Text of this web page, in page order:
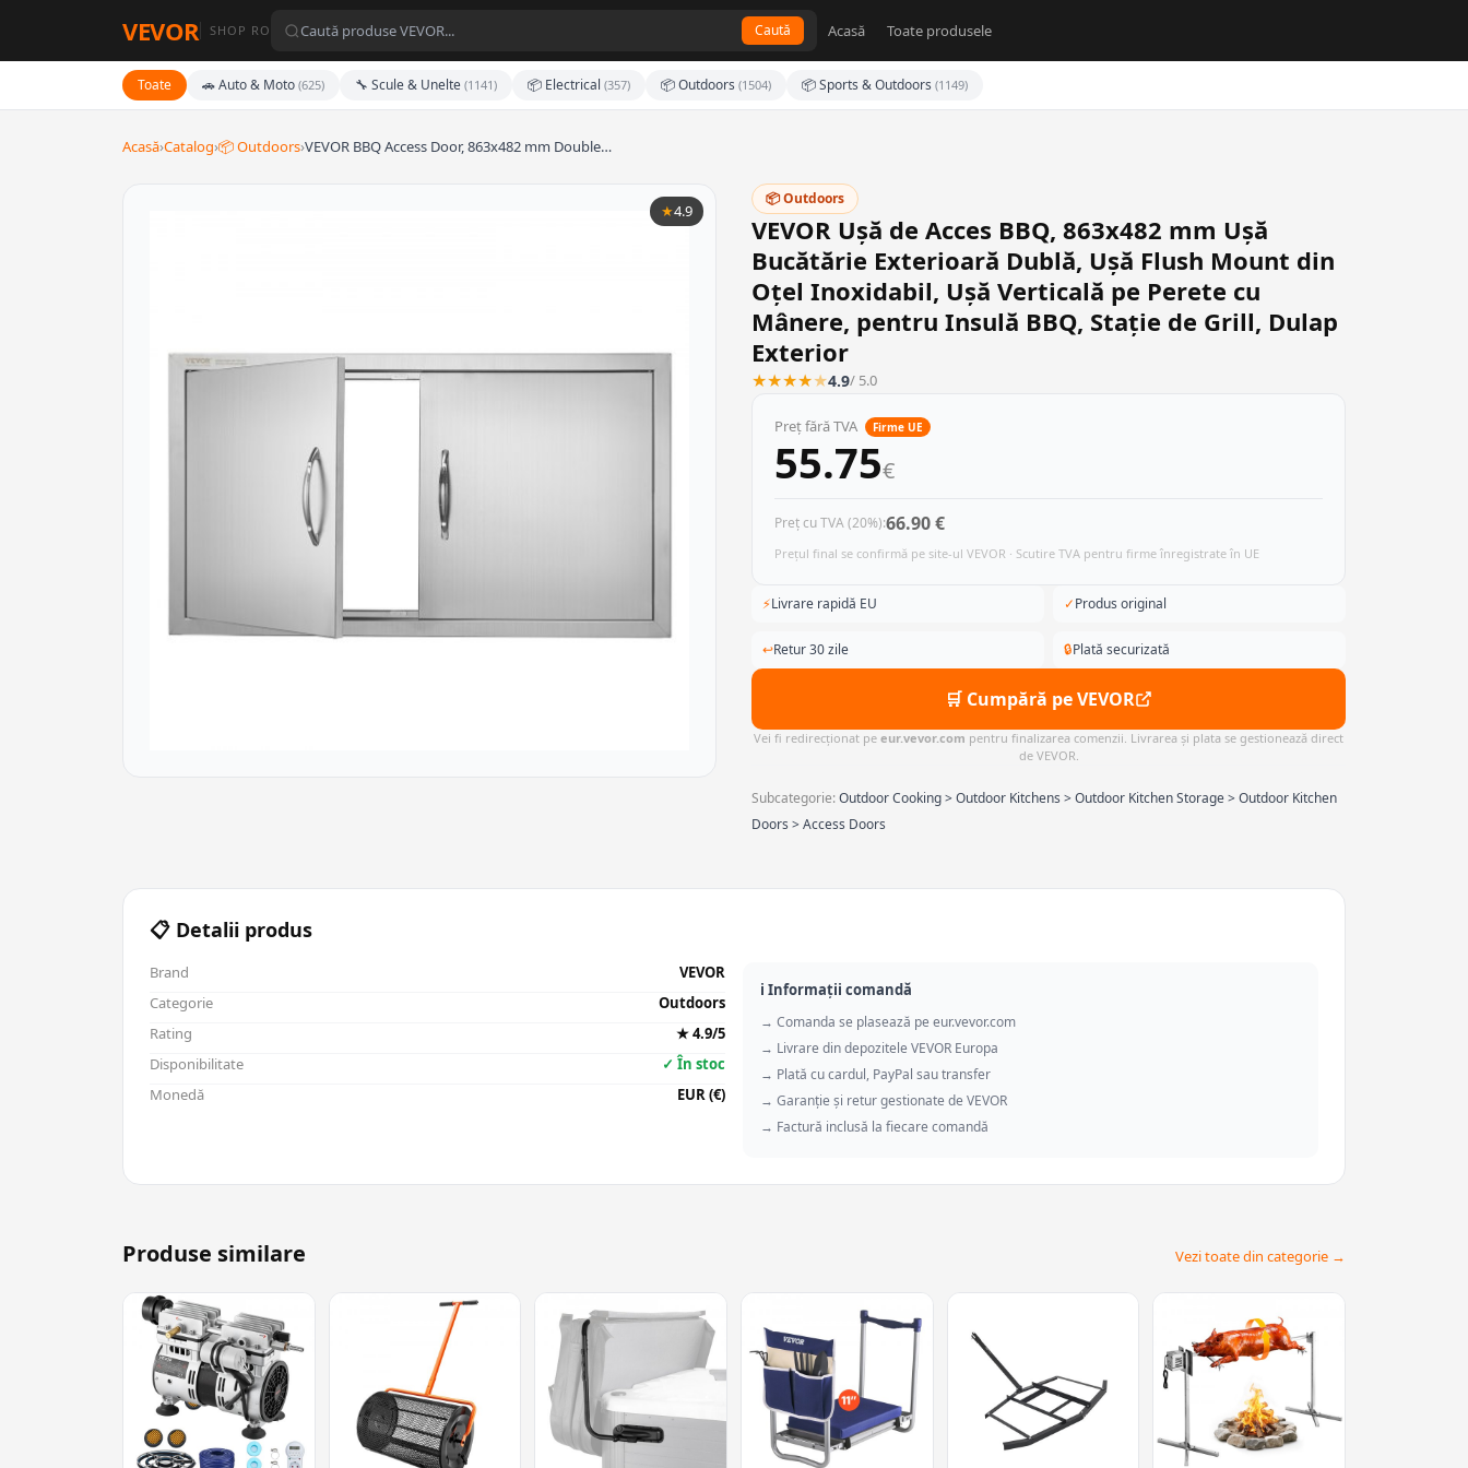
VEVOR SHOP RO Caută Acasă Toate produsele
Toate 🚗 Auto & Moto (625) 🔧 Scule & Unelte (1141) 📦 Electrical (357) 📦 Outdoors (1504) 📦 Sports & Outdoors (1149)
Acasă›Catalog›📦 Outdoors›VEVOR BBQ Access Door, 863x482 mm Double…
★4.9
📦 Outdoors
VEVOR Ușă de Acces BBQ, 863x482 mm Ușă
Bucătărie Exterioară Dublă, Ușă Flush Mount din
Oțel Inoxidabil, Ușă Verticală pe Perete cu
Mânere, pentru Insulă BBQ, Stație de Grill, Dulap
Exterior
★★★★★4.9/ 5.0
Preț fără TVA Firme UE
55.75€
Preț cu TVA (20%):66.90 €
Prețul final se confirmă pe site-ul VEVOR · Scutire TVA pentru firme înregistrate în UE
⚡Livrare rapidă EU ✓Produs original
↩Retur 30 zile 🔒Plată securizată
🛒 Cumpără pe VEVOR
Vei fi redirecționat pe eur.vevor.com pentru finalizarea comenzii. Livrarea și plata se gestionează direct
de VEVOR.
Subcategorie:Outdoor Cooking > Outdoor Kitchens > Outdoor Kitchen Storage > Outdoor Kitchen
Doors > Access Doors
📋 Detalii produs
Brand
VEVOR
Categorie
Outdoors
Rating
★ 4.9/5
Disponibilitate
✓ În stoc
Monedă
EUR (€)
ℹ️ Informații comandă
→ Comanda se plasează pe eur.vevor.com
→ Livrare din depozitele VEVOR Europa
→ Plată cu cardul, PayPal sau transfer
→ Garanție și retur gestionate de VEVOR
→ Factură inclusă la fiecare comandă
Produse similare Vezi toate din categorie →